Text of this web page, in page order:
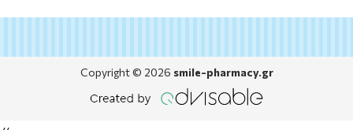
Copyright © 2026 smile-pharmacy.gr